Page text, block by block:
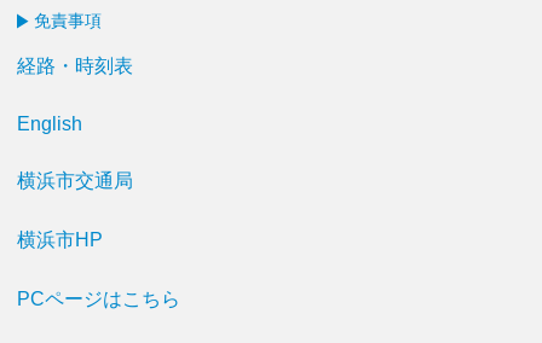
免責事項
経路・時刻表
English
横浜市交通局
横浜市HP
PCページはこちら